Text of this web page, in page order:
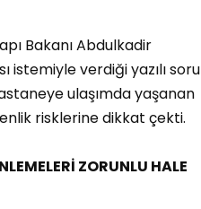
Bakanı Abdulkadir
istemiyle verdiği yazılı soru
ulaşımda yaşanan
risklerine dikkat çekti.
ZORUNLU HALE